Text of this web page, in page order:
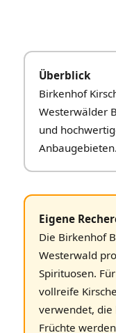
Überblick
Birkenhof
Westerwälder
und
Anbaugebieten.
Eigene
Die Birkenhof
Westerwald
Spirituosen.
vollreife
verwendet, die
Früchte